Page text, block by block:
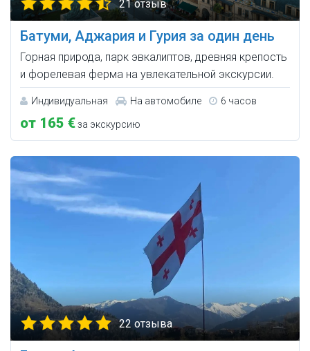
21 отзыв
Батуми, Аджария и Гурия за один день
Горная природа, парк эвкалиптов, древняя крепость
и форелевая ферма на увлекательной экскурсии.
Индивидуальная На автомобиле 6 часов
от 165 €за экскурсию
22 отзыва